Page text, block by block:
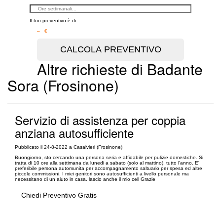
Il tuo preventivo è di:
– €
Altre richieste di Badante
Sora (Frosinone)
Servizio di assistenza per coppia
anziana autosufficiente
Pubblicato il 24-8-2022 a Casalvieri (Frosinone)
Buongiorno, sto cercando una persona seria e affidabile per pulizie domestiche. Si
tratta di 10 ore alla settimana da lunedi a sabato (solo al mattino), tutto l'anno. E'
preferibile persona automunita per accompagnamento saltuario per spesa ed altre
piccole commissioni. I miei genitori sono autosufficienti a livello personale ma
necessitano di un aiuto in casa. lascio anche il mio cell Grazie
Chiedi Preventivo Gratis